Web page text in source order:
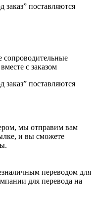
заказ” поставляются
сопроводительные
с заказом
заказ” поставляются
мы отправим вам
и вы сможете
переводом для
для перевода на